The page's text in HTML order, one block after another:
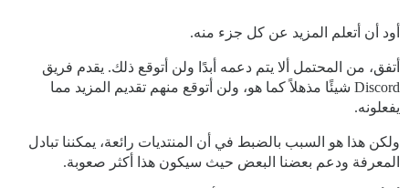
أود أن أتعلم المزيد عن كل جزء منه.
أتفق، من المحتمل ألا يتم دعمه أبدًا ولن أتوقع ذلك. يقدم فريق
Discord شيئًا مذهلاً كما هو، ولن أتوقع منهم تقديم المزيد مما
يفعلونه.
ولكن هذا هو السبب بالضبط في أن المنتديات رائعة، يمكننا تبادل
المعرفة ودعم بعضنا البعض حيث سيكون هذا أكثر صعوبة.